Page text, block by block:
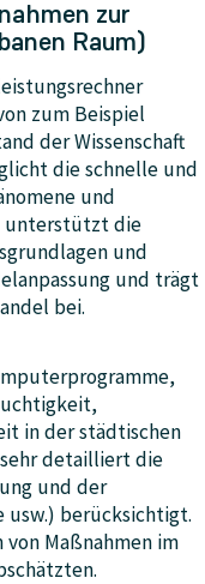
zur
Raum)
zum Beispiel
der Wissenschaft
die schnelle und
und
unterstützt die
und
und trägt
bei.
in der städtischen
detailliert die
und der
usw.) berücksichtigt.
von Maßnahmen im